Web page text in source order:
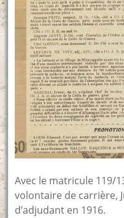
Avec le matricule 119/
volontaire de carrière,
d’adjudant en 1916.